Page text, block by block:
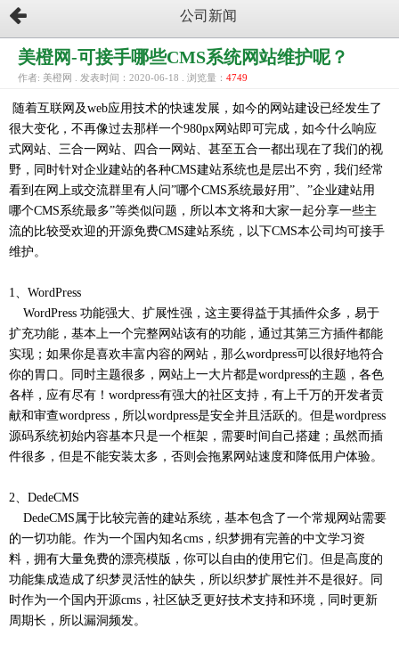
公司新闻
美橙网-可接手哪些CMS系统网站维护呢？
作者: 美橙网 . 发表时间：2020-06-18 . 浏览量： 4749
随着互联网及web应用技术的快速发展，如今的网站建设已经发生了
很大变化，不再像过去那样一个980px网站即可完成，如今什么响应
式网站、三合一网站、四合一网站、甚至五合一都出现在了我们的视
野，同时针对企业建站的各种CMS建站系统也是层出不穷，我们经常
看到在网上或交流群里有人问”哪个CMS系统最好用”、”企业建站用
哪个CMS系统最多”等类似问题，所以本文将和大家一起分享一些主
流的比较受欢迎的开源免费CMS建站系统，以下CMS本公司均可接手
维护。
1、WordPress
WordPress 功能强大、扩展性强，这主要得益于其插件众多，易于
扩充功能，基本上一个完整网站该有的功能，通过其第三方插件都能
实现；如果你是喜欢丰富内容的网站，那么wordpress可以很好地符合
你的胃口。同时主题很多，网站上一大片都是wordpress的主题，各色
各样，应有尽有！wordpress有强大的社区支持，有上千万的开发者贡
献和审查wordpress，所以wordpress是安全并且活跃的。但是wordpress
源码系统初始内容基本只是一个框架，需要时间自己搭建；虽然而插
件很多，但是不能安装太多，否则会拖累网站速度和降低用户体验。
2、DedeCMS
DedeCMS属于比较完善的建站系统，基本包含了一个常规网站需要
的一切功能。作为一个国内知名cms，织梦拥有完善的中文学习资
料，拥有大量免费的漂亮模版，你可以自由的使用它们。但是高度的
功能集成造成了织梦灵活性的缺失，所以织梦扩展性并不是很好。同
时作为一个国内开源cms，社区缺乏更好技术支持和环境，同时更新
周期长，所以漏洞频发。